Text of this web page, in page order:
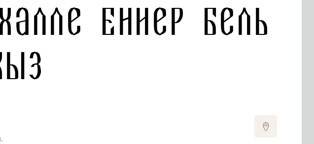
Ениер Бель